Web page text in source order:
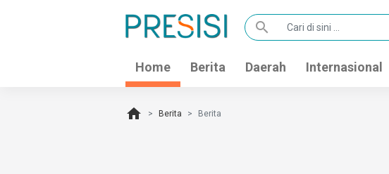
search
Home Berita Daerah Internasional
home Berita Berita